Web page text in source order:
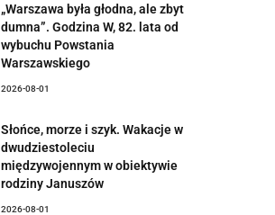
„Warszawa była głodna, ale zbyt
dumna”. Godzina W, 82. lata od
wybuchu Powstania
Warszawskiego
2026-08-01
Słońce, morze i szyk. Wakacje w
dwudziestoleciu
międzywojennym w obiektywie
rodziny Januszów
2026-08-01